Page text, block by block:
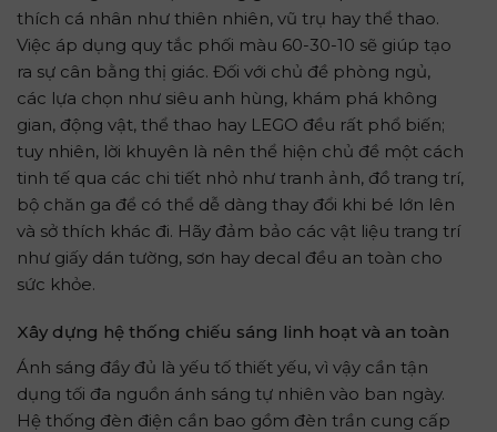
thích cá nhân như thiên nhiên, vũ trụ hay thể thao.
Việc áp dụng quy tắc phối màu 60-30-10 sẽ giúp tạo
ra sự cân bằng thị giác. Đối với chủ đề phòng ngủ,
các lựa chọn như siêu anh hùng, khám phá không
gian, động vật, thể thao hay LEGO đều rất phổ biến;
tuy nhiên, lời khuyên là nên thể hiện chủ đề một cách
tinh tế qua các chi tiết nhỏ như tranh ảnh, đồ trang trí,
bộ chăn ga để có thể dễ dàng thay đổi khi bé lớn lên
và sở thích khác đi. Hãy đảm bảo các vật liệu trang trí
như giấy dán tường, sơn hay decal đều an toàn cho
sức khỏe.
Xây dựng hệ thống chiếu sáng linh hoạt và an toàn
Ánh sáng đầy đủ là yếu tố thiết yếu, vì vậy cần tận
dụng tối đa nguồn ánh sáng tự nhiên vào ban ngày.
Hệ thống đèn điện cần bao gồm đèn trần cung cấp